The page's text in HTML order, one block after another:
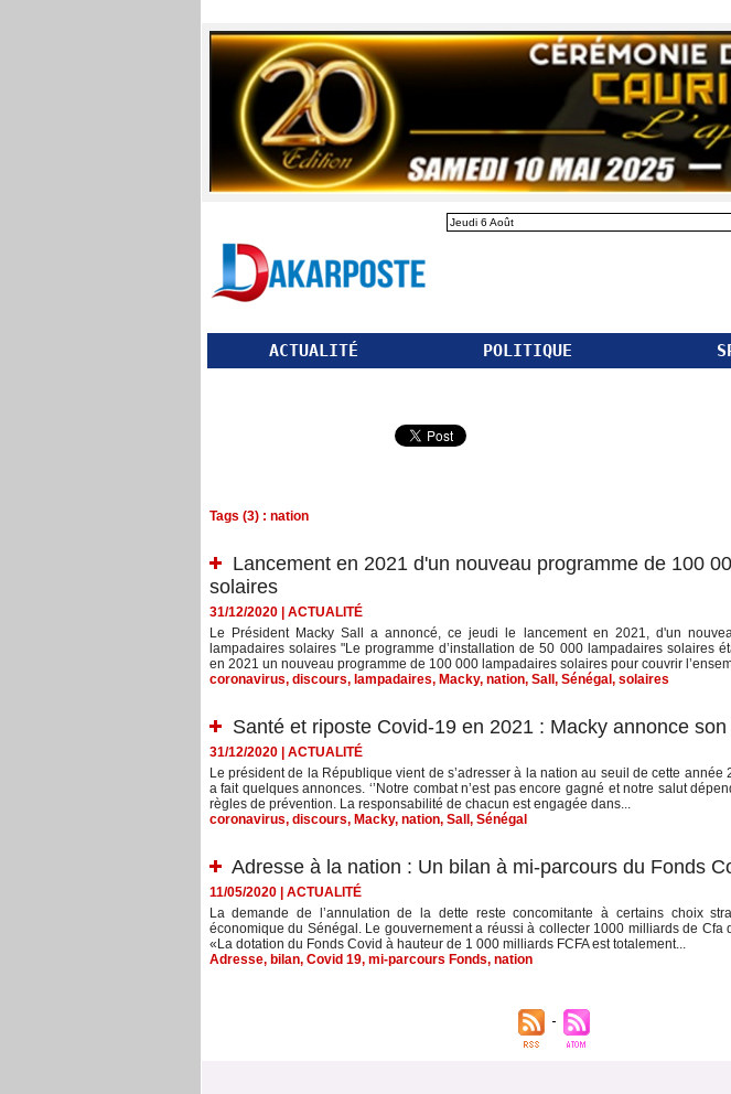
Jeudi 6 Août
ACTUALITÉ POLITIQUE
Tags (3) : nation
Lancement en 2021 d'un nouveau programme de 100
solaires
31/12/2020| ACTUALITÉ
Le Président Macky Sall a annoncé, ce jeudi le lancement en 2021, d'un
lampadaires solaires "Le programme d’installation de 50 000 lampadaires solaires
en 2021 un nouveau programme de 100 000 lampadaires solaires pour couvrir
coronavirus, discours, lampadaires, Macky, nation, Sall , Sénégal , solaires
Santé et riposte Covid-19 en 2021 : Macky annonce son
31/12/2020| ACTUALITÉ
Le président de la République vient de s’adresser à la nation au seuil de cette année
a fait quelques annonces. ‘’Notre combat n’est pas encore gagné et notre salut
règles de prévention. La responsabilité de chacun est engagée dans...
coronavirus, discours, Macky, nation, Sall , Sénégal
Adresse à la nation : Un bilan à mi-parcours du Fonds
11/05/2020| ACTUALITÉ
La demande de l’annulation de la dette reste concomitante à certains choix
économique du Sénégal. Le gouvernement a réussi à collecter 1000 milliards de Cfa
«La dotation du Fonds Covid à hauteur de 1 000 milliards FCFA est totalement...
Adresse, bilan, Covid 19, mi-parcours Fonds, nation